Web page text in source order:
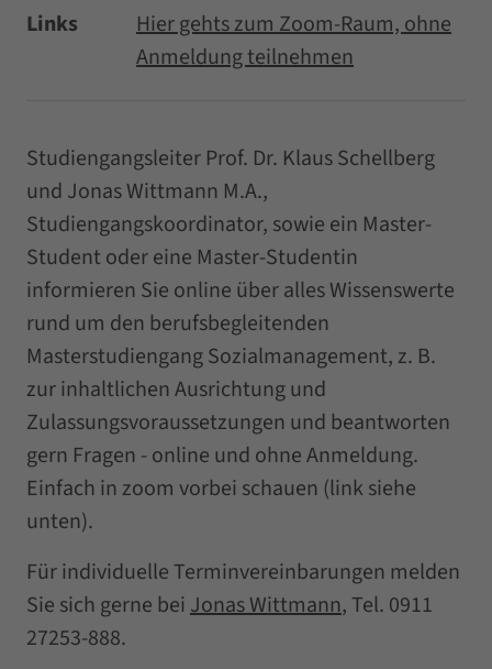
Links
Hier gehts zum Zoom-Raum, ohne
Anmeldung teilnehmen
Studiengangsleiter Prof. Dr. Klaus Schellberg
und Jonas Wittmann M.A.,
Studiengangskoordinator, sowie ein Master-
Student oder eine Master-Studentin
informieren Sie online über alles Wissenswerte
rund um den berufsbegleitenden
Masterstudiengang Sozialmanagement, z. B.
zur inhaltlichen Ausrichtung und
Zulassungsvoraussetzungen und beantworten
gern Fragen - online und ohne Anmeldung.
Einfach in zoom vorbei schauen (link siehe
unten).
Für individuelle Terminvereinbarungen melden
Sie sich gerne beiJonas Wittmann, Tel. 0911
27253-888.